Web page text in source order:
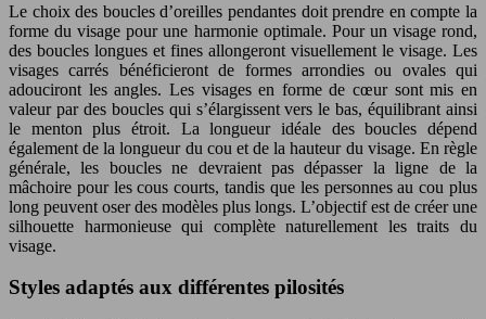
Le choix des boucles d’oreilles pendantes doit prendre en compte la
forme du visage pour une harmonie optimale. Pour un visage rond,
des boucles longues et fines allongeront visuellement le visage. Les
visages carrés bénéficieront de formes arrondies ou ovales qui
adouciront les angles. Les visages en forme de cœur sont mis en
valeur par des boucles qui s’élargissent vers le bas, équilibrant ainsi
le menton plus étroit. La longueur idéale des boucles dépend
également de la longueur du cou et de la hauteur du visage. En règle
générale, les boucles ne devraient pas dépasser la ligne de la
mâchoire pour les cous courts, tandis que les personnes au cou plus
long peuvent oser des modèles plus longs. L’objectif est de créer une
silhouette harmonieuse qui complète naturellement les traits du
visage.
Styles adaptés aux différentes pilosités